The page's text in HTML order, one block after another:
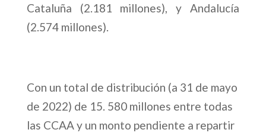
Cataluña (2.181 millones), y Andalucía
(2.574 millones).
Con un total de distribución (a 31 de mayo
de 2022) de 15. 580 millones entre todas
las CCAA y un monto pendiente a repartir